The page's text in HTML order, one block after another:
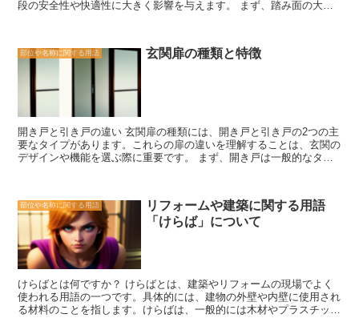
かみのある風合いを与えることができます。 エプロンは、建物のリ
ことで、建物の保護や美観を維持することができます。 エプロン
は、建物の外観や耐久性を向上させる重要な要素です。建物のリフォ
と美観を両立させることが大切です。
段の安全性や快適性に大きく影響を与えます。 まず、踏み面の大き
の動きが制限されてしまい、歩行が不自由になる可能性があります。
適切な踏み面の大きさを設計することは、階段の利用者の安全性を確
す。一般的に、踏み面は平らな形状が好まれます。平らな踏み面は、
足の着地面積を広げることができ、歩行時の安定性を高めます。一
特に、屋外の階段では、雨や雪の影響を受けるため、滑り止めの凹凸
が必要です。 さらに、踏み面の素材も重要です。滑り止め性能や耐
久性を考慮して、適切な素材を選ぶ必要があります。木製の踏み面は
美しさと温かみがありますが、滑りやすい場合があります。一方、金
素です。適切な大きさ、形状、素材を選ぶことで、階段の利用者が安
心して移動できる環境を作ることができます。建築やリフォームの際
には、踏み面にも十分な注意を払い、利用者の安全を確保しましょ
部位や名称に関する用語 玄関扉の種類と特徴
開き戸と引き戸の違い 玄関扉の種類には、開き戸と引き戸の2つの主
要なタイプがあります。これらの扉の違いを理解することは、玄関の
デザインや機能を選ぶ際に重要です。 まず、開き戸は一般的なタイ
ます。また、開き戸は取り付けや修理が比較的容易であり、ヒンジや
ドアノブなどのハードウェアも簡単に交換できます。 一方、引き戸
はスライド式の扉であり、壁に沿って開閉します。このタイプの扉
は、スペースを節約することができ、特に狭い玄関やパティオに適し
ています。引き戸は、ガラスパネルやミラーパネルなどの透明な素材
で作られることが多く、光を取り込んで明るい雰囲気を作り出すこと
ができます。また、引き戸はスムーズな開閉が可能であり、ハンドル
やロックの操作も簡単です。 開き戸と引き戸の選択は、個々のニー
ズや好みによって異なります。開き戸は伝統的な外観を好む人や、広
部位や名称に関する用語
リフォームや建築に関する用語
「けらば」について
けらばとは何ですか？ けらばとは、建築やリフォームの現場でよく
使われる用語の一つです。具体的には、建物の外壁や内壁に使用され
る材料のことを指します。けらばは、一般的には木材やプラスチッ